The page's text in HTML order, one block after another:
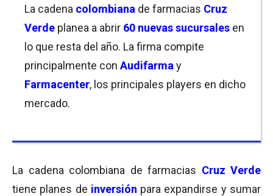
La cadena colombiana de farmacias Cruz
Verde planea a abrir 60 nuevas sucursales en
lo que resta del año. La firma compite
principalmente con Audifarma y
Farmacenter, los principales players en dicho
mercado.
La cadena colombiana de farmacias Cruz Verde
tiene planes de inversión para expandirse y sumar